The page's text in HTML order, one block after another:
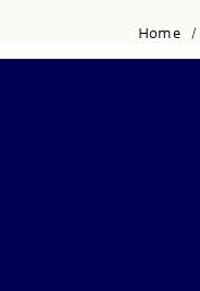
Home /